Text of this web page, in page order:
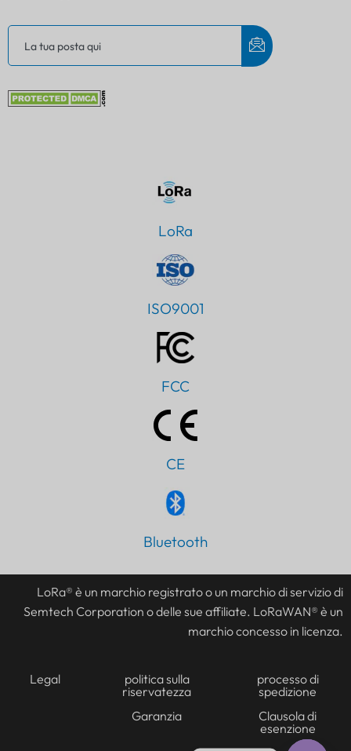
LoRa
ISO9001
FCC
CE
Bluetooth
LoRa® è un marchio registrato o un marchio di servizio di
Semtech Corporation o delle sue affiliate. LoRaWAN® è un
marchio concesso in licenza.
Legal
politica sulla
riservatezza
Garanzia
processo di
spedizione
Clausola di
esenzione
TH
FR
ES
JA
AR